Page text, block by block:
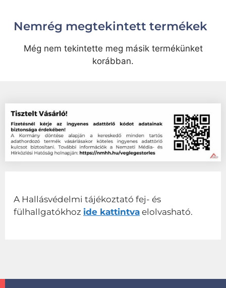
Nemrég megtekintett termékek
Még nem tekintette meg másik termékünket
korábban.
A Hallásvédelmi tájékoztató fej- és
fülhallgatókhoz ide kattintva elolvasható.